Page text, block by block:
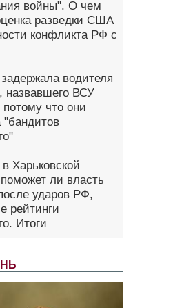
войны". О чем
разведки США
конфликта РФ с
водителя
назвавшего ВСУ
что они
Харьковской
ли власть
ударов РФ,
рейтинги
Итоги